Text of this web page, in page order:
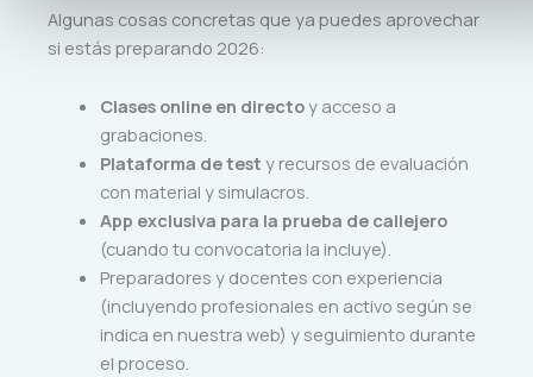
Algunas cosas concretas que ya puedes aprovechar
si estás preparando 2026:
Clases online en directoy acceso a
grabaciones.
Plataforma de test y recursos de evaluación
con material y simulacros.
App exclusiva para la prueba de callejero
(cuando tu convocatoria la incluye).
Preparadores y docentes con experiencia
(incluyendo profesionales en activo según se
indica en nuestra web) y seguimiento durante
el proceso.